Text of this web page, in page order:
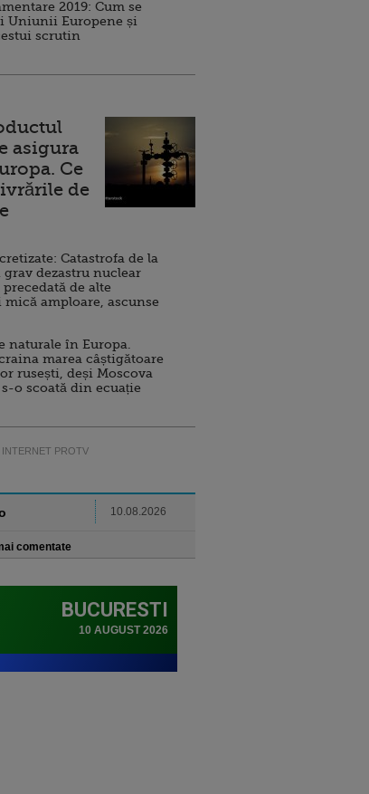
2019: Cum se
Uniunii Europene și
scrutin
asigura
Ce
de
Catastrofa de la
dezastru nuclear
de alte
amploare, ascunse
naturale în Europa.
marea câștigătoare
rusești, deși Moscova
o scoată din ecuație
INTERNET PROTV
10.08.2026
comentate